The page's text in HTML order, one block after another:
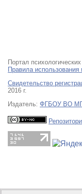
Портал
Правила использования
Свидетельство
2016 г.
Издатель: ФГБОУ ВО